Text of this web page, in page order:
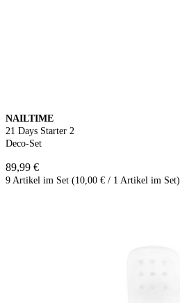
NAILTIME
21 Days Starter 2
Deco-Set
89,99 €
9 Artikel im Set (10,00 € / 1 Artikel im Set)